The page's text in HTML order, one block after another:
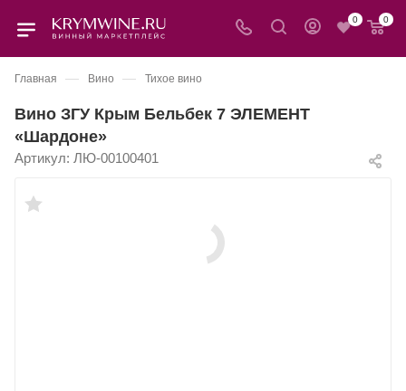
0 0
Главная — Вино — Тихое вино
Вино ЗГУ Крым Бельбек 7 ЭЛЕМЕНТ
«Шардоне»
Артикул: ЛЮ-00100401